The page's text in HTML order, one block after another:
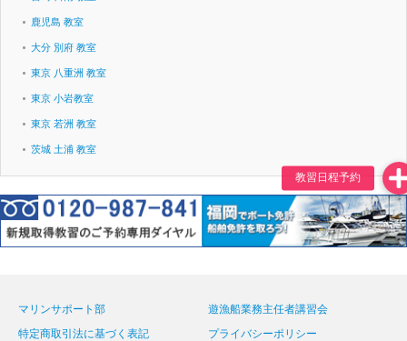
鹿児島 教室
大分 別府 教室
東京 八重洲 教室
東京 小岩教室
東京 若洲 教室
茨城 土浦 教室
マリンサポート部
遊漁船業務主任者講習会
特定商取引法に基づく表記
プライバシーポリシー